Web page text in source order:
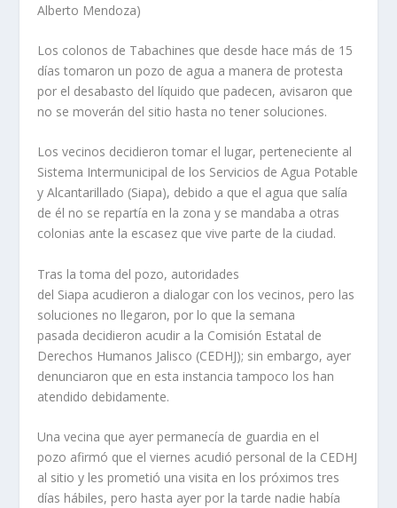
Alberto Mendoza)
Los colonos de Tabachines que desde hace más de 15
días tomaron un pozo de agua a manera de protesta
por el desabasto del líquido que padecen, avisaron que
no se moverán del sitio hasta no tener soluciones.
Los vecinos decidieron tomar el lugar, perteneciente al
Sistema Intermunicipal de los Servicios de Agua Potable
y Alcantarillado (Siapa), debido a que el agua que salía
de él no se repartía en la zona y se mandaba a otras
colonias ante la escasez que vive parte de la ciudad.
Tras la toma del pozo, autoridades
del Siapa acudieron a dialogar con los vecinos, pero las
soluciones no llegaron, por lo que la semana
pasada decidieron acudir a la Comisión Estatal de
Derechos Humanos Jalisco (CEDHJ); sin embargo, ayer
denunciaron que en esta instancia tampoco los han
atendido debidamente.
Una vecina que ayer permanecía de guardia en el
pozo afirmó que el viernes acudió personal de la CEDHJ
al sitio y les prometió una visita en los próximos tres
días hábiles, pero hasta ayer por la tarde nadie había